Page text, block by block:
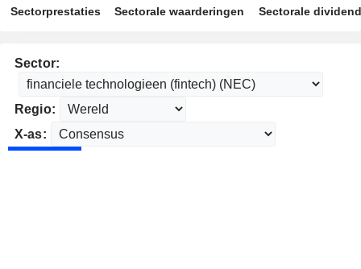
Sectorprestaties Sectorale waarderingen Sectorale
Sector:
Regio:
X-as: